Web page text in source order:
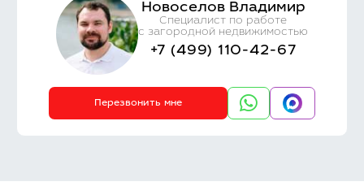
Новоселов Владимир
Специалист по работе
с загородной недвижимостью
+7 (499) 110-42-67
Перезвонить мне